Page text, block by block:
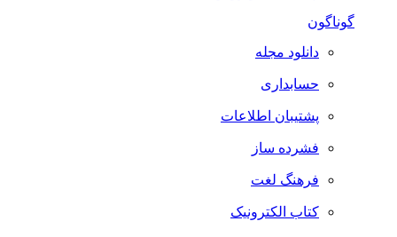
گوناگون
دانلود مجله
حسابداری
پشتیبان اطلاعات
فشرده ساز
فرهنگ لغت
کتاب الکترونیک